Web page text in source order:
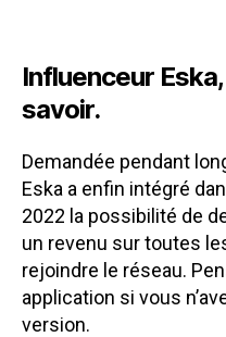
Influenceur
savoir.
Demandée pendant
Eska a enfin intégré
2022 la possibilité de
un revenu sur toutes
rejoindre le réseau.
application si vous
version.